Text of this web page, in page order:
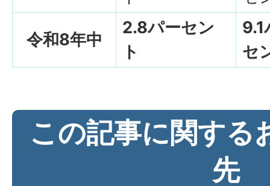
令和8年中
2.8パーセン
ト
9.1
セ
この記事に関する
先